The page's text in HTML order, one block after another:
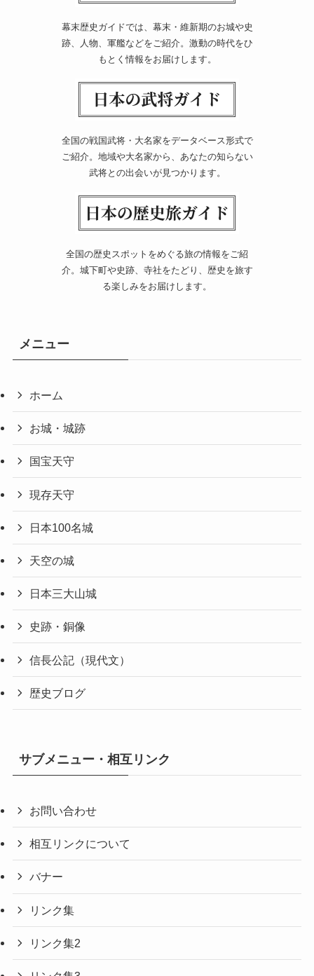
幕末歴史ガイドでは、幕末・維新期のお城や史
跡、人物、軍艦などをご紹介。激動の時代をひ
もとく情報をお届けします。
全国の戦国武将・大名家をデータベース形式で
ご紹介。地域や大名家から、あなたの知らない
武将との出会いが見つかります。
全国の歴史スポットをめぐる旅の情報をご紹
介。城下町や史跡、寺社をたどり、歴史を旅す
る楽しみをお届けします。
メニュー
ホーム
お城・城跡
国宝天守
現存天守
日本100名城
天空の城
日本三大山城
史跡・銅像
信長公記（現代文）
歴史ブログ
サブメニュー・相互リンク
お問い合わせ
相互リンクについて
バナー
リンク集
リンク集2